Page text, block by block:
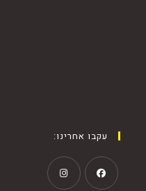
עקבו אחרינו: